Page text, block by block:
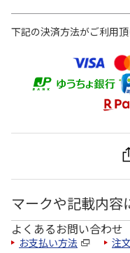
下記の決済方法がご利用頂
マークや記載内容
よくあるお問い合わせ
お支払い方法 注